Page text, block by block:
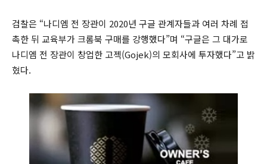
검찰은 “나디엠 전 장관이 2020년 구글 관계자들과 여러 차례 접
촉한 뒤 교육부가 크롬북 구매를 강행했다”며 “구글은 그 대가로
나디엠 전 장관이 창업한 고젝(Gojek)의 모회사에 투자했다”고 밝
혔다.